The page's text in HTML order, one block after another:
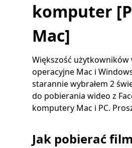
komputer
Mac]
Większość użytkowników
operacyjne Mac i
starannie wybrałem 2
do pobierania wideo z
komputery Mac i PC.
Jak pobierać